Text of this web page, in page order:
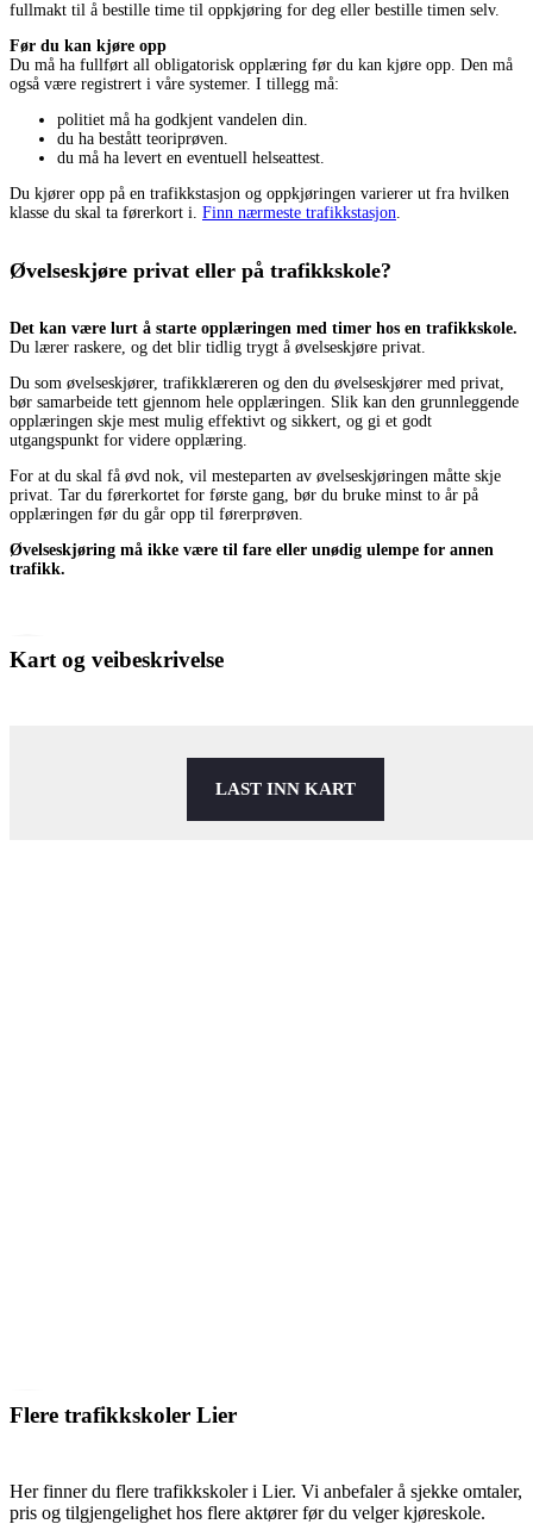
fullmakt til å bestille time til oppkjøring for deg eller bestille timen selv.
Før du kan kjøre opp
Du må ha fullført all obligatorisk opplæring før du kan kjøre opp. Den må
også være registrert i våre systemer. I tillegg må:
politiet må ha godkjent vandelen din.
du ha bestått teoriprøven.
du må ha levert en eventuell helseattest.
Du kjører opp på en trafikkstasjon og oppkjøringen varierer ut fra hvilken
klasse du skal ta førerkort i. Finn nærmeste trafikkstasjon
Øvelseskjøre privat eller på trafikkskole?
Det kan være lurt å starte opplæringen med timer hos en trafikkskole.
Du lærer raskere, og det blir tidlig trygt å øvelseskjøre privat.
Du som øvelseskjører, trafikklæreren og den du øvelseskjører med privat,
bør samarbeide tett gjennom hele opplæringen. Slik kan den grunnleggende
opplæringen skje mest mulig effektivt og sikkert, og gi et godt
utgangspunkt for videre opplæring.
For at du skal få øvd nok, vil mesteparten av øvelseskjøringen måtte skje
privat. Tar du førerkortet for første gang, bør du bruke minst to år på
opplæringen før du går opp til førerprøven.
Øvelseskjøring må ikke være til fare eller unødig ulempe for annen
trafikk.
Kart og veibeskrivelse
LAST INN KART
Flere trafikkskoler Lier
Her finner du flere trafikkskoler i Lier. Vi anbefaler å sjekke omtaler,
pris og tilgjengelighet hos flere aktører før du velger kjøreskole.